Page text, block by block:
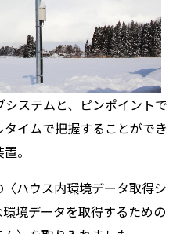
ステムと、ピンポイントで
イムで把握することができ
。
ハウス内環境データ取得シ
境データを取得するための